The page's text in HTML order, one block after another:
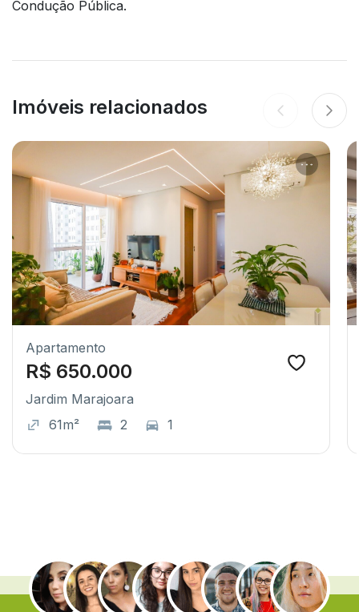
Condução Pública.
Imóveis relacionados
Apartamento
R$ 650.000
Jardim Marajoara
61m²
2 1
.